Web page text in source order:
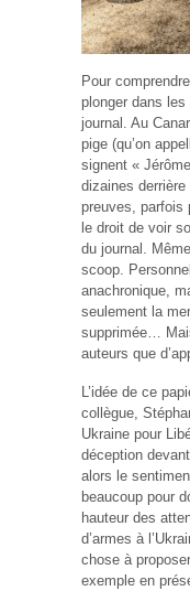
Pour
plonger dans
journal. Au
pige (qu’on
signent «
dizaines
preuves, parfois
le droit de voir
du journal.
scoop.
anachronique,
seulement la
supprimée…
auteurs que
L’idée de ce
collègue,
Ukraine pour
déception
alors le
beaucoup pour
hauteur des
d’armes à
chose à
exemple en